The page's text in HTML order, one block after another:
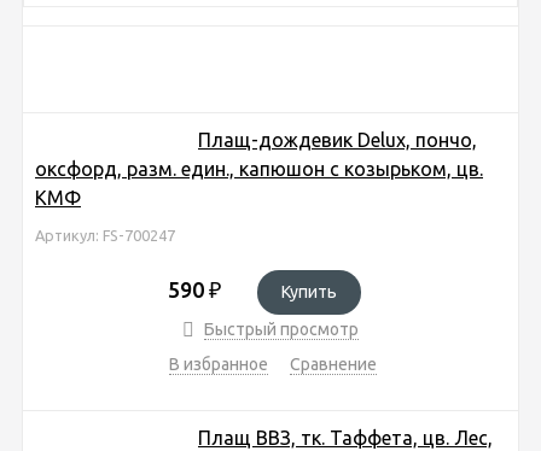
Плащ-дождевик Delux, пончо,
оксфорд, разм. един., капюшон с козырьком, цв.
КМФ
Артикул: FS-700247
590 ₽
Купить
Быстрый просмотр
В избранное
Сравнение
Плащ ВВЗ, тк. Таффета, цв. Лес,